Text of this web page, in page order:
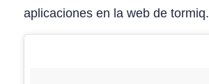
aplicaciones en la web de tormiq.